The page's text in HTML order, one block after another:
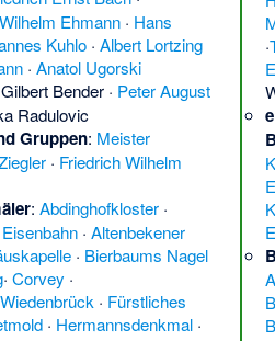
Wilhelm Ehmann · Hans
Kuhlo ·Albert Lortzing
·Anatol Ugorski
Gilbert Bender · Peter August
Radulovic
Gruppen: Meister
· Friedrich Wilhelm
:Abdinghofkloster ·
·Altenbekener
· Bierbaums Nagel
·Corvey ·
· Fürstliches
· Hermannsdenkmal ·
·